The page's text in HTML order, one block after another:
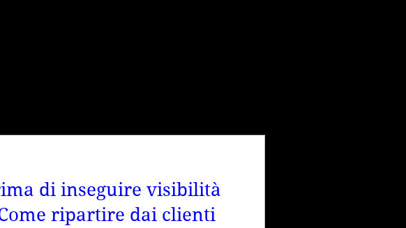
di inseguire visibilità
ripartire dai clienti